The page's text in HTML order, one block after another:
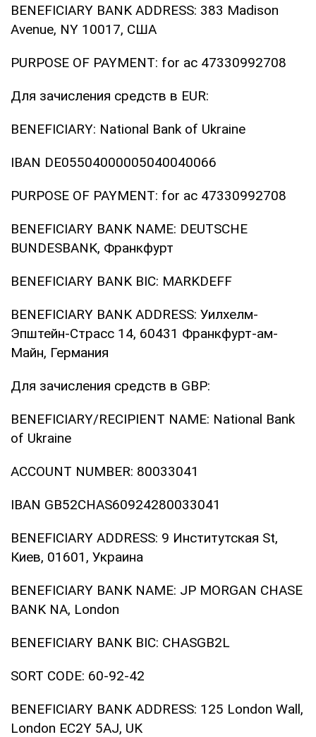
BENEFICIARY BANK ADDRESS: 383 Madison
Avenue, NY 10017, США
PURPOSE OF PAYMENT: for ac 47330992708
Для зачисления средств в EUR:
BENEFICIARY: National Bank of Ukraine
IBAN DE05504000005040040066
PURPOSE OF PAYMENT: for ac 47330992708
BENEFICIARY BANK NAME: DEUTSCHE
BUNDESBANK, Франкфурт
BENEFICIARY BANK BIC: MARKDEFF
BENEFICIARY BANK ADDRESS: Уилхелм-
Эпштейн-Страсс 14, 60431 Франкфурт-ам-
Майн, Германия
Для зачисления средств в GBP:
BENEFICIARY/RECIPIENT NAME: National Bank
of Ukraine
ACCOUNT NUMBER: 80033041
IBAN GB52CHAS60924280033041
BENEFICIARY ADDRESS: 9 Институтская St,
Киев, 01601, Украина
BENEFICIARY BANK NAME: JP MORGAN CHASE
BANK NA, London
BENEFICIARY BANK BIC: CHASGB2L
SORT CODE: 60-92-42
BENEFICIARY BANK ADDRESS: 125 London Wall,
London EC2Y 5AJ, UK